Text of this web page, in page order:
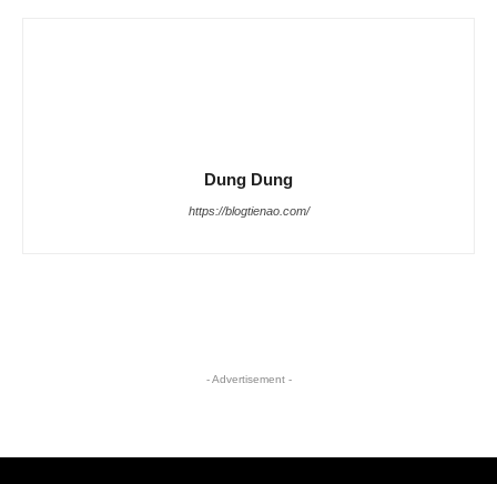
Dung Dung
https://blogtienao.com/
- Advertisement -